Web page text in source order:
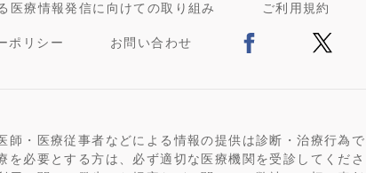
医療情報発信に向けての取り組み ご利用規約
ポリシー お問い合わせ
師・医療従事者などによる情報の提供は診断・治療行為
を必要とする方は、必ず適切な医療機関を受診してくだ